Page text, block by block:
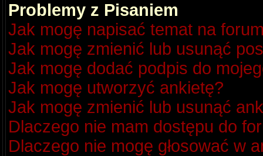
Problemy z Pisaniem
Jak mogę napisać temat na
Jak mogę zmienić lub usunąć
Jak mogę dodać podpis do
Jak mogę utworzyć ankietę?
Jak mogę zmienić lub usunąć
Dlaczego nie mam dostępu do
Dlaczego nie mogę głosować w